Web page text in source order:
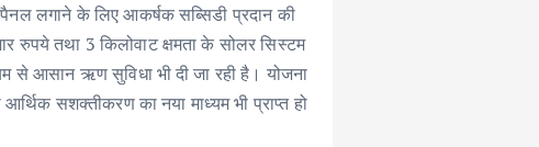
लगाने के लिए आकर्षक सब्सिडी प्रदान की
रुपये तथा 3 किलोवाट क्षमता के सोलर सिस्टम
से आसान ऋण सुविधा भी दी जा रही है। योजना
सशक्तीकरण का नया माध्यम भी प्राप्त हो